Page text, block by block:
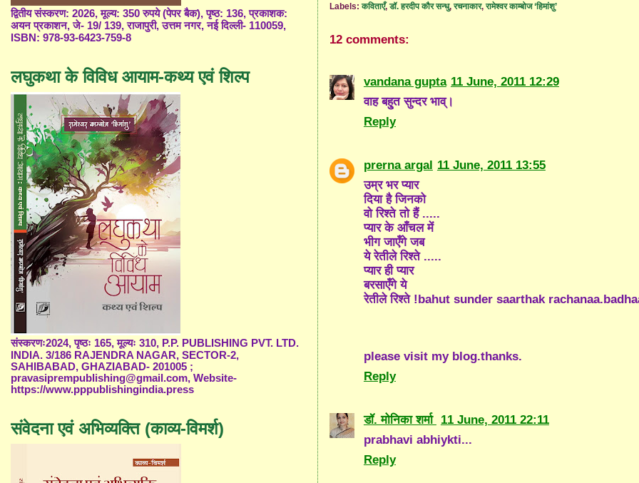
Labels:कविताएँ,डॉ. हरदीप कौर सन्धु,रचनाकार,रामेश्वर काम्बोज ‘हिमांशु’
12 comments:
vandana gupta 11 June, 2011 12:29
वाह बहु्त सुन्दर भाव्।
Reply
prerna argal 11 June, 2011 13:55
उम्र भर प्यार
दिया है जिनको
वो रिश्ते तो हैं .....
प्यार के आँचल में
भीग जाएँगे जब
ये रेतीले रिश्ते .....
प्यार ही प्यार
बरसाएँगे ये
रेतीले रिश्ते !bahut sunder saarthak
please visit my blog.thanks.
Reply
डॉ. मोनिका शर्मा 11 June, 2011 22:11
prabhavi abhiykti...
Reply
द्वितीय संस्करण: 2026, मूल्य: 350 रुपये (पेपर बैक), पृष्ठ: 136, प्रकाशक:
अयन प्रकाशन, जे- 19/ 139, राजापुरी, उत्तम नगर, नई दिल्ली- 110059,
ISBN: 978-93-6423-759-8
लघुकथा के विविध आयाम-कथ्य एवं शिल्प
संस्करणः2024, पृष्ठः 165, मूल्यः 310, P.P. PUBLISHING PVT. LTD.
INDIA. 3/186 RAJENDRA NAGAR, SECTOR-2,
SAHIBABAD, GHAZIABAD- 201005 ;
pravasiprempublishing@gmail.com, Website-
https://www.pppublishingindia.press
संवेदना एवं अभिव्यक्ति (काव्य-विमर्श)